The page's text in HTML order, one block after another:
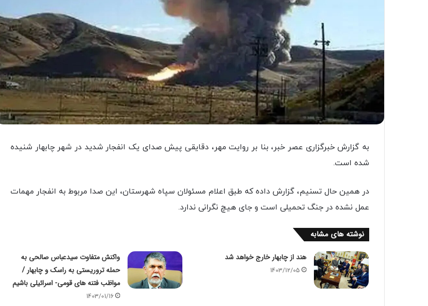
به گزارش خبرگزاری عصر خبر، بنا بر روایت مهر، دقایقی پیش صدای یک انفجار شدید در شهر چابهار شنیده
شده است.
در همین حال تسنیم، گزارش داده که طبق اعلام مسئولان سپاه شهرستان، ‌این صدا مربوط به انفجار مهمات
عمل نشده در جنگ تحمیلی است و جای هیچ نگرانی ندارد.
نوشته های مشابه
هند از چابهار خارج خواهد شد
1403/12/05
واکنش متفاوت سیدعباس صالحی به
حمله تروریستی به راسک و چابهار /
مواظب فتنه های قومی- اسرائیلی باشیم
1403/01/16